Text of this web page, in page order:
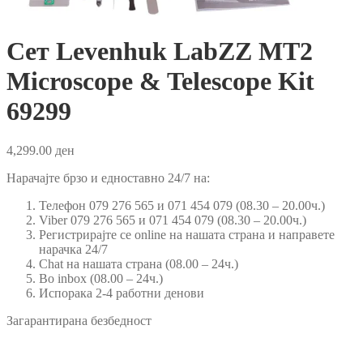
Сет Levenhuk LabZZ MT2
Microscope & Telescope Kit
69299
4,299.00 ден
Нарачајте брзо и едноставно 24/7 на:
Телефон 079 276 565 и 071 454 079 (08.30 – 20.00ч.)
Viber 079 276 565 и 071 454 079 (08.30 – 20.00ч.)
Регистрирајте се online на нашата страна и направете
нарачка 24/7
Chat на нашата страна (08.00 – 24ч.)
Во inbox (08.00 – 24ч.)
Испорака 2-4 работни денови
Загарантирана безбедност